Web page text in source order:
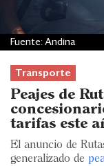
Economía y
Legal y
Eventos
Blogs
Ranking CEO
Transporte
Peajes de
tarifas este
El anuncio de
generalizado de
Fuente: Andina